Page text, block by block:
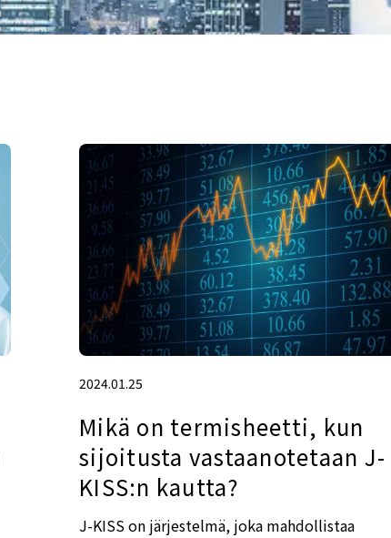
2024.01.25
Mikä on termisheetti, kun
sijoitusta vastaanotetaan J-
KISS:n kautta?
J-KISS on järjestelmä, joka mahdollistaa